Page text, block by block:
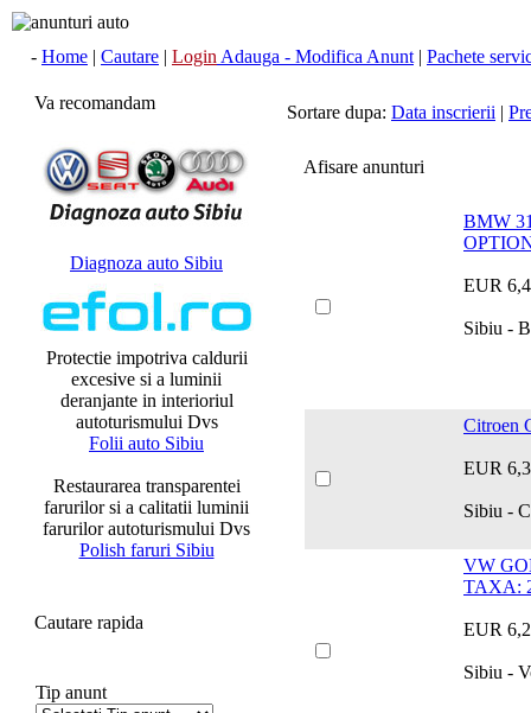
- Home | Cautare | Login Adauga - Modifica Anunt | Pachete
Va recomandam
Diagnoza auto Sibiu
Protectie impotriva caldurii
excesive si a luminii
deranjante in interioriul
autoturismului Dvs
Folii auto Sibiu
Restaurarea transparentei
farurilor si a calitatii luminii
farurilor autoturismului Dvs
Polish faruri Sibiu
Cautare rapida
Tip anunt
Sortare dupa: Data inscrierii |
Afisare anunturi
BMW
EUR
Sibiu -
Citroen
EUR
Sibiu -
VW
TAXA:
EUR
Sibiu -